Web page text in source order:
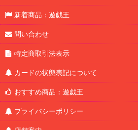
新着商品：遊戯王
問い合わせ
特定商取引法表示
カードの状態表記について
おすすめ商品：遊戯王
プライバシーポリシー